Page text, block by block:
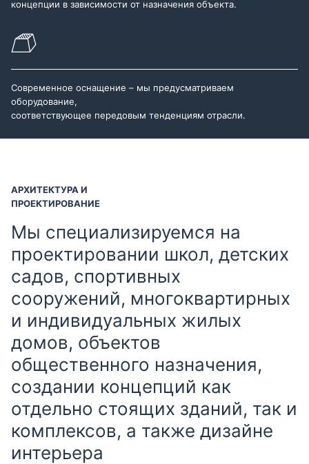
концепции в зависимости от назначения объекта.
Современное оснащение – мы предусматриваем
оборудование,
соответствующее передовым тенденциям отрасли.
АРХИТЕКТУРА И
ПРОЕКТИРОВАНИЕ
Мы специализируемся на
проектировании школ, детских
садов, спортивных
сооружений, многоквартирных
и индивидуальных жилых
домов, объектов
общественного назначения,
создании концепций как
отдельно стоящих зданий, так и
комплексов, а также дизайне
интерьера